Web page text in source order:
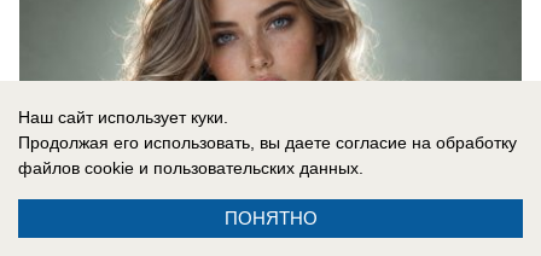
Наш сайт использует куки.
Продолжая его использовать, вы даете согласие на обработку
файлов cookie и пользовательских данных.
ПОНЯТНО